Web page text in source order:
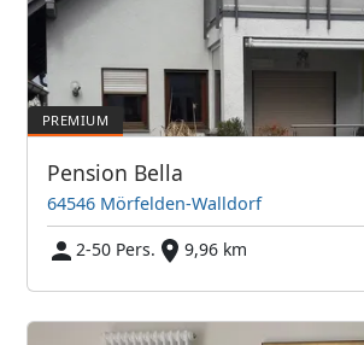
Pension Bella
64546 Mörfelden-Walldorf
2-50 Pers.
9,96 km